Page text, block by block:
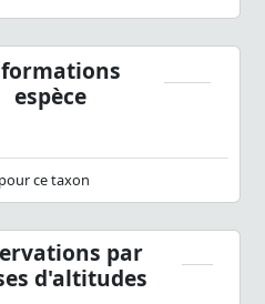
espèce
ce taxon
par
d'altitudes